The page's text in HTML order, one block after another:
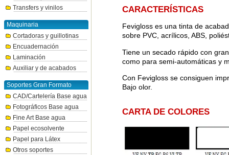
Transfers y vinilos
Maquinaria
Cortadoras y guillotinas
Encuadernación
Laminación
Auxiliar y de acabados
Soportes Gran Formato
CAD/Cartelería Base agua
Fotográficos Base agua
Fine Art Base agua
Papel ecosolvente
Papel para Látex
Otros soportes
CARACTERÍSTICAS
Fevigloss es una tinta de
sobre PVC, acrílicos, ABS,
Tiene un secado rápido con
como para semi-automáticas y
Con Fevigloss se consiguen
Bajo olor.
CARTA DE COLORES